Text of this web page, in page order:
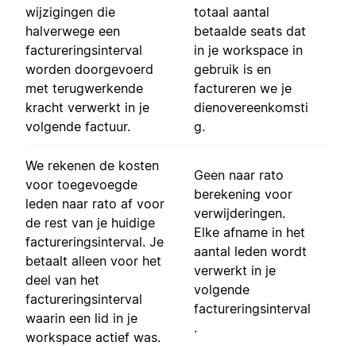
wijzigingen die
halverwege een
factureringsinterval
worden doorgevoerd
met terugwerkende
kracht verwerkt in je
volgende factuur.
totaal aantal
betaalde seats dat
in je workspace in
gebruik is en
factureren we je
dienovereenkomsti
g.
We rekenen de kosten
voor toegevoegde
leden naar rato af voor
de rest van je huidige
factureringsinterval. Je
betaalt alleen voor het
deel van het
factureringsinterval
waarin een lid in je
workspace actief was.
Geen naar rato
berekening voor
verwijderingen.
Elke afname in het
aantal leden wordt
verwerkt in je
volgende
factureringsinterval
.